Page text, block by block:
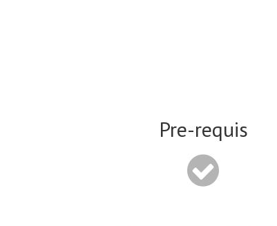
Pre-requis